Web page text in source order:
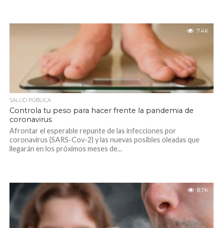
7.4K
SALUD PÚBLICA
Controla tu peso para hacer frente la pandemia de
coronavirus
Afrontar el esperable repunte de las infecciones por
coronavirus (SARS-Cov-2) y las nuevas posibles oleadas que
llegarán en los próximos meses de...
8.7K